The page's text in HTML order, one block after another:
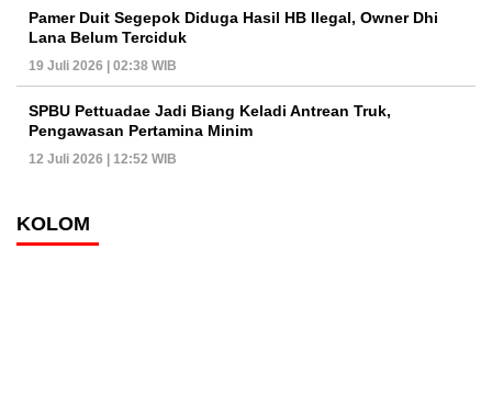
Pamer Duit Segepok Diduga Hasil HB Ilegal, Owner Dhi
Lana Belum Terciduk
19 Juli 2026 | 02:38 WIB
SPBU Pettuadae Jadi Biang Keladi Antrean Truk,
Pengawasan Pertamina Minim
12 Juli 2026 | 12:52 WIB
KOLOM